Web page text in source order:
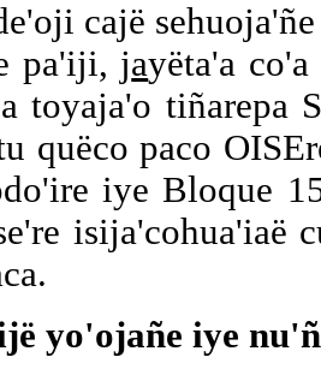
cajë
pa'iji, jayëta'a
toyaja'o tiñarepa
quëco paco
iye Bloque
isija'cohua'iaë
yo'ojañe iye